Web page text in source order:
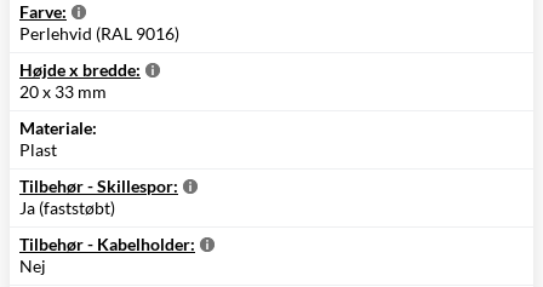
Farve:
Perlehvid (RAL 9016)
Højde x bredde:
20 x 33 mm
Materiale:
Plast
Tilbehør - Skillespor:
Ja (faststøbt)
Tilbehør - Kabelholder:
Nej